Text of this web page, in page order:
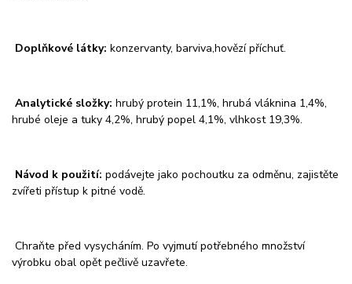
Doplňkové látky: konzervanty, barviva,hovězí příchuť.
Analytické složky: hrubý protein 11,1%, hrubá vláknina 1,4%,
hrubé oleje a tuky 4,2%, hrubý popel 4,1%, vlhkost 19,3%.
Návod k použití: podávejte jako pochoutku za odměnu, zajistěte
zvířeti přístup k pitné vodě.
Chraňte před vysycháním. Po vyjmutí potřebného množství
výrobku obal opět pečlivě uzavřete.